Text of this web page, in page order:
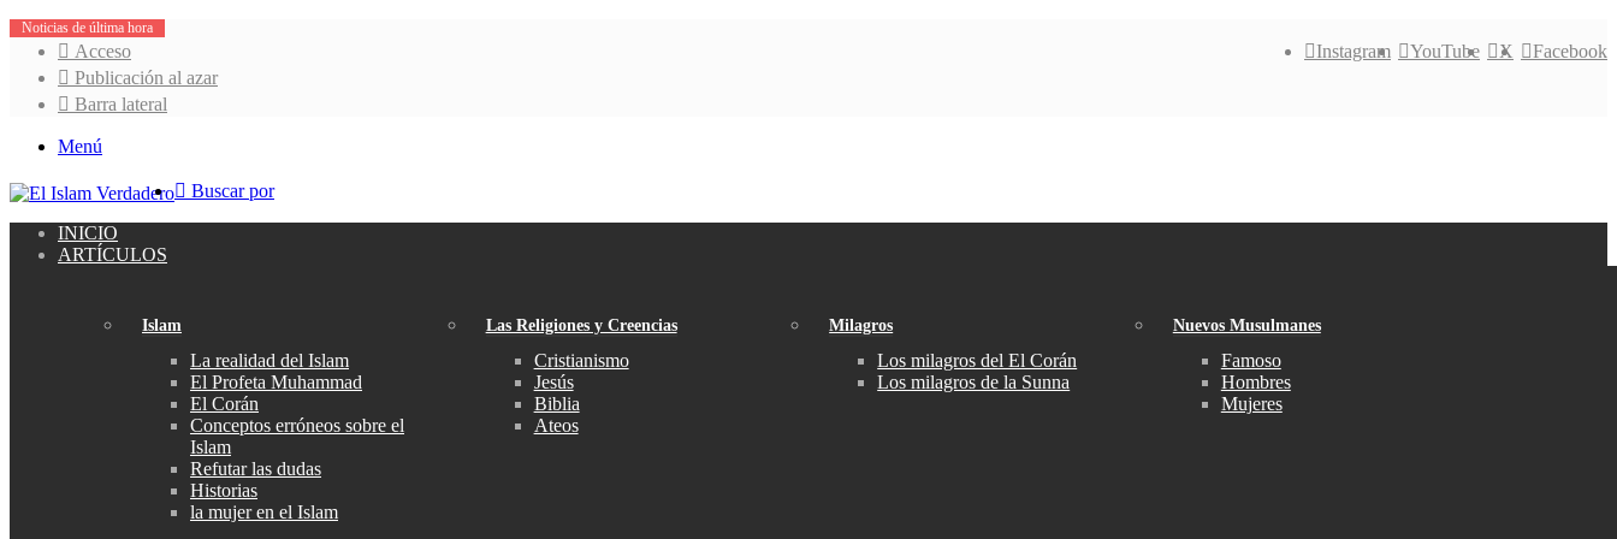
Noticias de última hora
Facebook
X
YouTube
Instagram
Acceso
Publicación al azar
Barra lateral
Menú
Buscar por
INICIO
ARTÍCULOS
Islam
La realidad del Islam
El Profeta Muhammad
El Corán
Conceptos erróneos sobre el
Islam
Refutar las dudas
Historias
la mujer en el Islam
Las Religiones y Creencias
Cristianismo
Jesús
Biblia
Ateos
Milagros
Los milagros del El Corán
Los milagros de la Sunna
Nuevos Musulmanes
Famoso
Hombres
Mujeres